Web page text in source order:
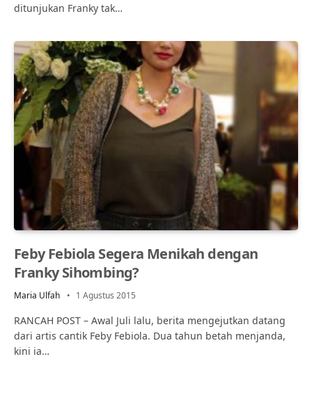
ditunjukan Franky tak…
Feby Febiola Segera Menikah dengan
Franky Sihombing?
Maria Ulfah 1 Agustus 2015
RANCAH POST – Awal Juli lalu, berita mengejutkan datang
dari artis cantik Feby Febiola. Dua tahun betah menjanda,
kini ia…